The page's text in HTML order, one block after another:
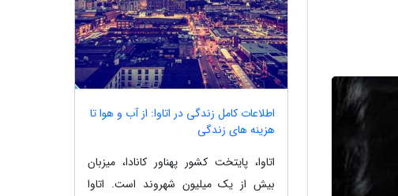
اطلاعات کامل زندگی در اتاوا: از آب و هوا تا
هزینه های زندگی
اتاوا، پایتخت کشور پهناور کانادا، میزبان
بیش از یک میلیون شهروند است. اتاوا